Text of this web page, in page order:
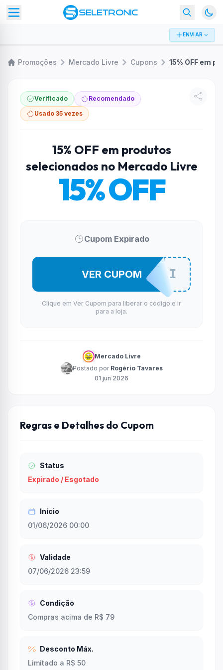
ENVIAR
Promoções Mercado Livre Cupons
Verificado
Recomendado
Usado 35 vezes
15% OFF em produtos
selecionados no Mercado Livre
15% OFF
Cupom Expirado
OFFMELI
VER CUPOM
Clique em Ver Cupom para liberar o código e ir
para a loja.
Mercado Livre
Postado por Rogério Tavares
01 jun 2026
Regras e Detalhes do Cupom
Status
Expirado / Esgotado
Início
01/06/2026 00:00
Validade
07/06/2026 23:59
Condição
Compras acima de R$ 79
Desconto Máx.
Limitado a R$ 50